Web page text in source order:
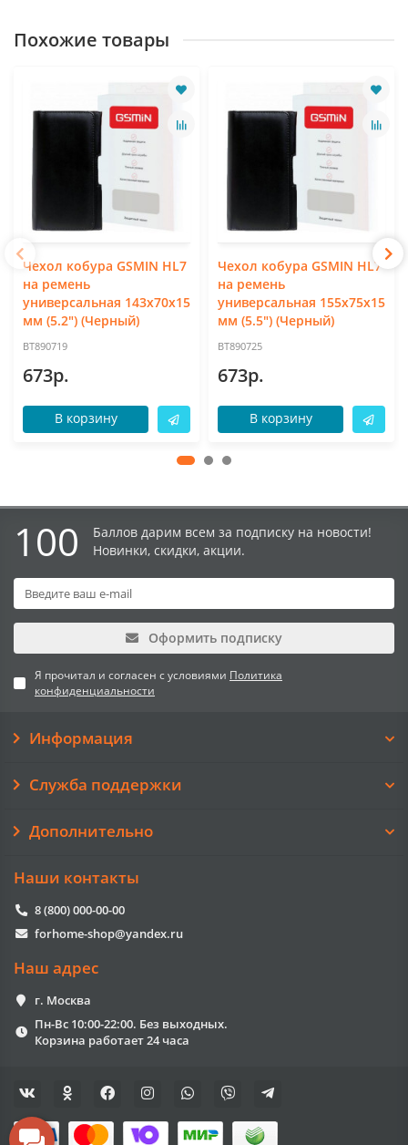
Похожие товары
Чехол кобура GSMIN HL7
на ремень
универсальная 143x70x15
мм (5.2") (Черный)
BT890719
673р.
В корзину
Чехол кобура GSMIN HL7
на ремень
универсальная 155x75x15
мм (5.5") (Черный)
BT890725
673р.
В корзину
100
Баллов дарим всем за подписку на новости!
Новинки, скидки, акции.
Оформить подписку
Я прочитал и согласен с условиями Политика
конфиденциальности
Информация
Служба поддержки
Дополнительно
Наши контакты
8 (800) 000-00-00
forhome-shop@yandex.ru
Наш адрес
г. Москва
Пн-Вс 10:00-22:00. Без выходных.
Корзина работает 24 часа